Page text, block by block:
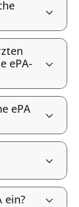
ePA-
ePA
ein?